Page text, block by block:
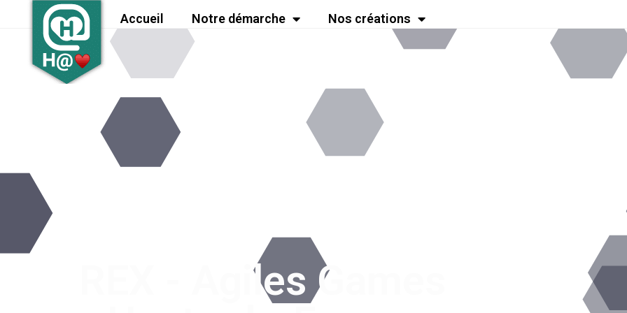
Accueil Notre démarche Nos créations
REX - Agiles Games